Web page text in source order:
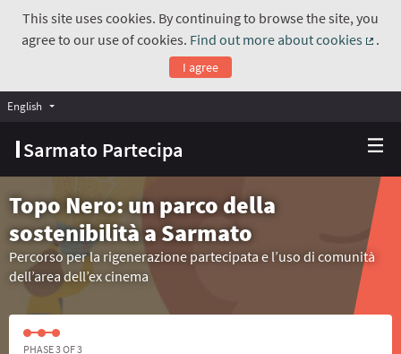
This site uses cookies. By continuing to browse the site, you
agree to our use of cookies. Find out more about cookies
.
I agree
Sarmato Partecipa
English Choose language
Topo Nero: un parco della
sostenibilità a Sarmato
Percorso per la rigenerazione partecipata e l’uso di comunità
dell’area dell’ex cinema
PHASE 3 OF 3